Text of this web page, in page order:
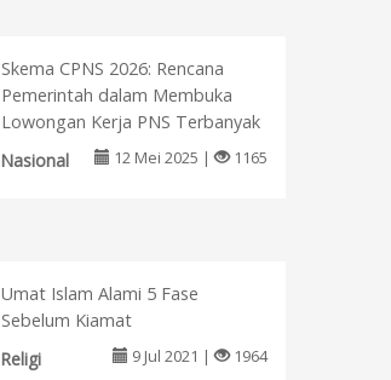
Skema CPNS 2026: Rencana
Pemerintah dalam Membuka
Lowongan Kerja PNS Terbanyak
Nasional
12 Mei 2025 | 1165
Umat Islam Alami 5 Fase
Sebelum Kiamat
Religi
9 Jul 2021 | 1964